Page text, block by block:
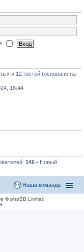
и 12 гостей (основано на
18:44
146 • Новый
Наша команда
© phpBB Limited